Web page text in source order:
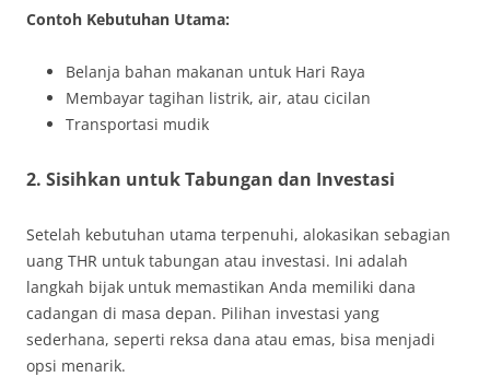
Contoh Kebutuhan Utama:
Belanja bahan makanan untuk Hari Raya
Membayar tagihan listrik, air, atau cicilan
Transportasi mudik
2. Sisihkan untuk Tabungan dan Investasi
Setelah kebutuhan utama terpenuhi, alokasikan sebagian
uang THR untuk tabungan atau investasi. Ini adalah
langkah bijak untuk memastikan Anda memiliki dana
cadangan di masa depan. Pilihan investasi yang
sederhana, seperti reksa dana atau emas, bisa menjadi
opsi menarik.